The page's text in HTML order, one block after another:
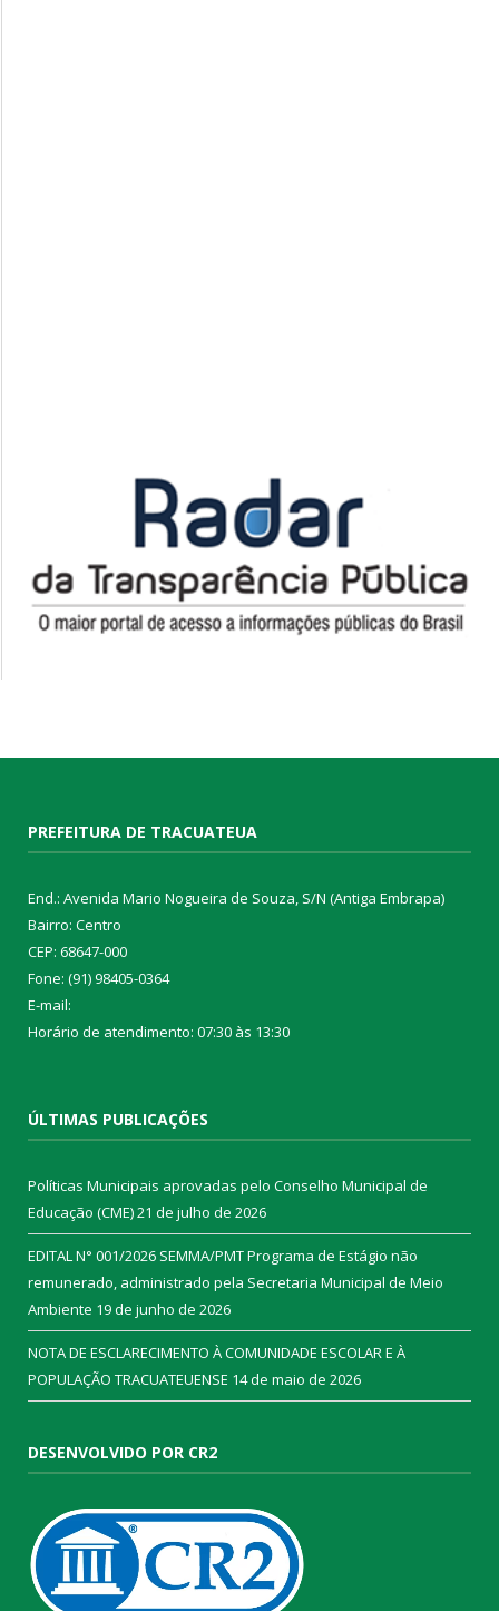
PREFEITURA DE TRACUATEUA
End.: Avenida Mario Nogueira de Souza, S/N (Antiga Embrapa)
Bairro: Centro
CEP: 68647-000
Fone: (91) 98405-0364
E-mail:
Horário de atendimento: 07:30 às 13:30
ÚLTIMAS PUBLICAÇÕES
Políticas Municipais aprovadas pelo Conselho Municipal de
Educação (CME)21 de julho de 2026
EDITAL N° 001/2026 SEMMA/PMT Programa de Estágio não
remunerado, administrado pela Secretaria Municipal de Meio
Ambiente 19 de junho de 2026
NOTA DE ESCLARECIMENTO À COMUNIDADE ESCOLAR E À
POPULAÇÃO TRACUATEUENSE 14 de maio de 2026
DESENVOLVIDO POR CR2